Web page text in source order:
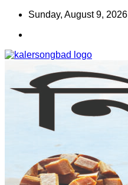
Skip
content
Sunday, August 9, 2026
কালের সংবাদ
www.kalersongbad.com